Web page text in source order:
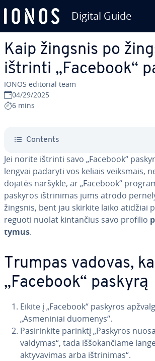
Digital Guide
Kaip žingsnis po
ištrinti „Facebook“
IONOS editorial team
04/29/2025
6 mins
Contents
Jei norite ištrinti savo „Facebook“
lengvai padaryti vos keliais veiksmais,
do­ja­tės naršykle, ar „Facebook“
paskyros iš­tri­ni­mas jums atrodo
žingsnis, bent jau skirkite laiko atidžiai
re­guo­ti nuolat kin­tan­čius savo profilio
ty­mus.
Trumpas vadovas,
„Facebook“ paskyrą
Eikite į „Facebook“ paskyros
„As­me­ni­niai duomenys“.
Pa­si­rin­ki­te parinktį „Paskyros
valdymas“, tada iš­šo­kan­čia­me
ak­ty­va­vi­mas arba iš­tri­ni­mas“.